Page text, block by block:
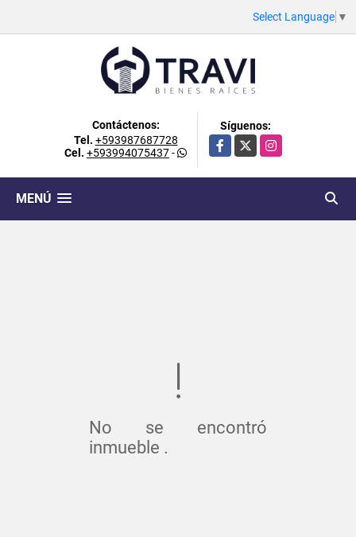
Select Language ▼
Contáctenos:
Tel. +593987687728
Cel. +593994075437-
Síguenos:
Facebook
X Instagram
MENÚ
No se encontró
inmueble .